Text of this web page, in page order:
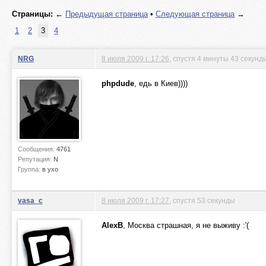
Страницы: ← Предыдущая страница• Следующая страница→
1
2 3 4
NRG
Сообщения: 4761
Репутация: N
Группа: в ухо
8 июля 2009 г. 17:26 , спустя 4 минуты 43
phpdude, едь в Киев))))
vasa_c 8 июля 2009 г. 17:27 , спустя 53 секунды
AlexB, Москва страшная, я не выживу :'(